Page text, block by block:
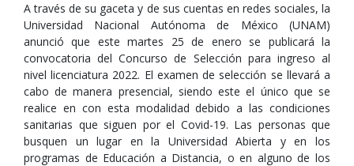
A través de su gaceta y de sus cuentas en redes sociales, la
Universidad Nacional Autónoma de México (UNAM)
anunció que este martes 25 de enero se publicará la
convocatoria del Concurso de Selección para ingreso al
nivel licenciatura 2022. El examen de selección se llevará a
cabo de manera presencial, siendo este el único que se
realice en con esta modalidad debido a las condiciones
sanitarias que siguen por el Covid-19. Las personas que
busquen un lugar en la Universidad Abierta y en los
programas de Educación a Distancia, o en alguno de los